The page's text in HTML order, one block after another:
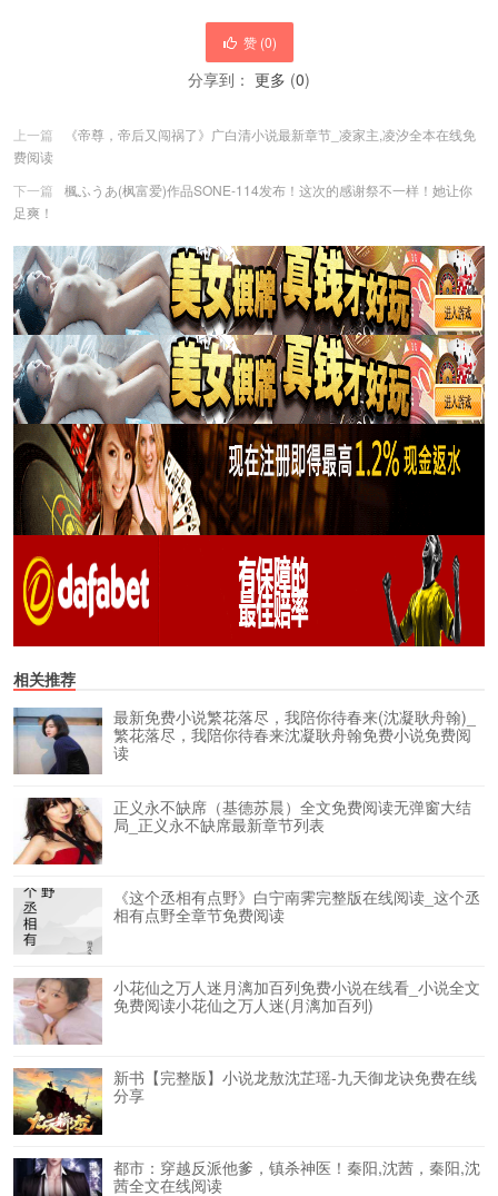
赞 (0)
分享到： 更多 (0)
上一篇
《帝尊，帝后又闯祸了》广白清小说最新章节_凌家主,凌汐全本在线免
费阅读
下一篇
楓ふうあ(枫富爱)作品SONE-114发布！这次的感谢祭不一样！她让你
足爽！
相关推荐
最新免费小说繁花落尽，我陪你待春来(沈凝耿舟翰)_
繁花落尽，我陪你待春来沈凝耿舟翰免费小说免费阅
读
正义永不缺席（基德苏晨）全文免费阅读无弹窗大结
局_正义永不缺席最新章节列表
《这个丞相有点野》白宁南霁完整版在线阅读_这个丞
相有点野全章节免费阅读
小花仙之万人迷月漓加百列免费小说在线看_小说全文
免费阅读小花仙之万人迷(月漓加百列)
新书【完整版】小说龙敖沈芷瑶-九天御龙诀免费在线
分享
都市：穿越反派他爹，镇杀神医！秦阳,沈茜，秦阳,沈
茜全文在线阅读